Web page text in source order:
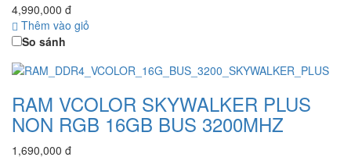
4,990,000 đ
Thêm vào giỏ
So sánh
RAM VCOLOR SKYWALKER PLUS
NON RGB 16GB BUS 3200MHZ
1,690,000 đ